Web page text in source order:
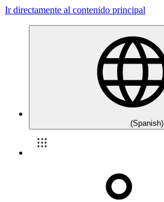
Ir directamente al contenido principal
(Spanish)